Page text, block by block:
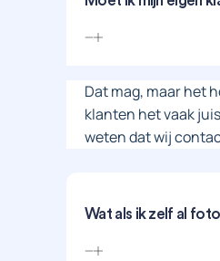
Dat mag, maar het
klanten het vaak
weten dat wij
Wat als ik zelf al